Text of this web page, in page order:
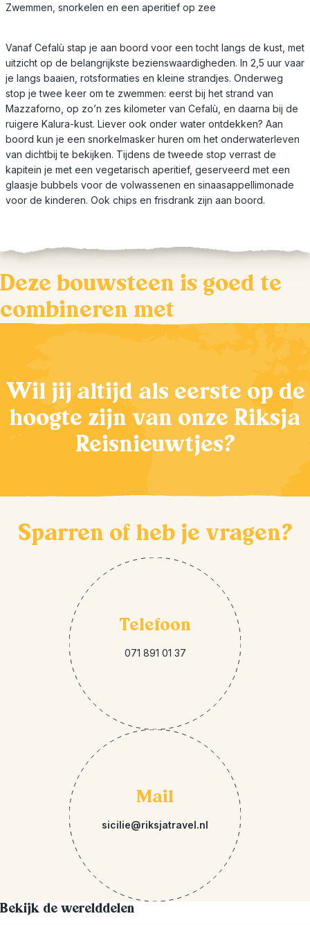
Zwemmen, snorkelen en een aperitief op zee
Vanaf Cefalù stap je aan boord voor een tocht langs de kust, met
uitzicht op de belangrijkste bezienswaardigheden. In 2,5 uur vaar
je langs baaien, rotsformaties en kleine strandjes. Onderweg
stop je twee keer om te zwemmen: eerst bij het strand van
Mazzaforno, op zo’n zes kilometer van Cefalù, en daarna bij de
ruigere Kalura-kust. Liever ook onder water ontdekken? Aan
boord kun je een snorkelmasker huren om het onderwaterleven
van dichtbij te bekijken. Tijdens de tweede stop verrast de
kapitein je met een vegetarisch aperitief, geserveerd met een
glaasje bubbels voor de volwassenen en sinaasappellimonade
voor de kinderen. Ook chips en frisdrank zijn aan boord.
Deze bouwsteen is goed te
combineren met
Wil jij altijd als eerste op de
hoogte zijn van onze Riksja
Reisnieuwtjes?
Sparren of heb je vragen?
Telefoon
071 891 01 37
Mail
sicilie@riksjatravel.nl
Bekijk de werelddelen